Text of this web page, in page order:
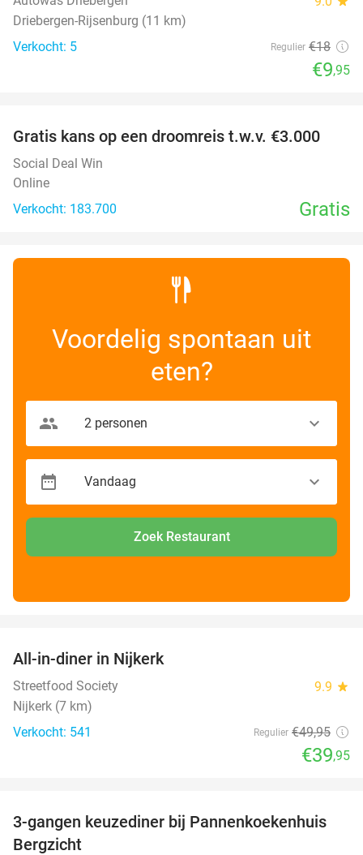
Driebergen-Rijsenburg (11 km)
Verkocht: 5
Regulier €18
€9,95
Gratis kans op een droomreis t.w.v. €3.000
Social Deal Win
Online
Verkocht: 183.700
Gratis
Voordelig spontaan uit
eten?
Zoek Restaurant
All-in-diner in Nijkerk
Streetfood Society 9.9 star
Nijkerk (7 km)
Verkocht: 541
Regulier €49,95
€39,95
42%
3-gangen keuzediner bij Pannenkoekenhuis
Bergzicht